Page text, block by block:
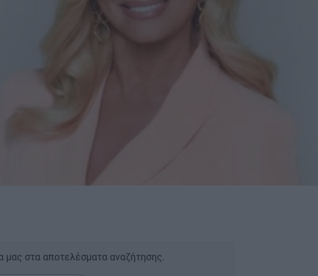
μας στα αποτελέσματα αναζήτησης.